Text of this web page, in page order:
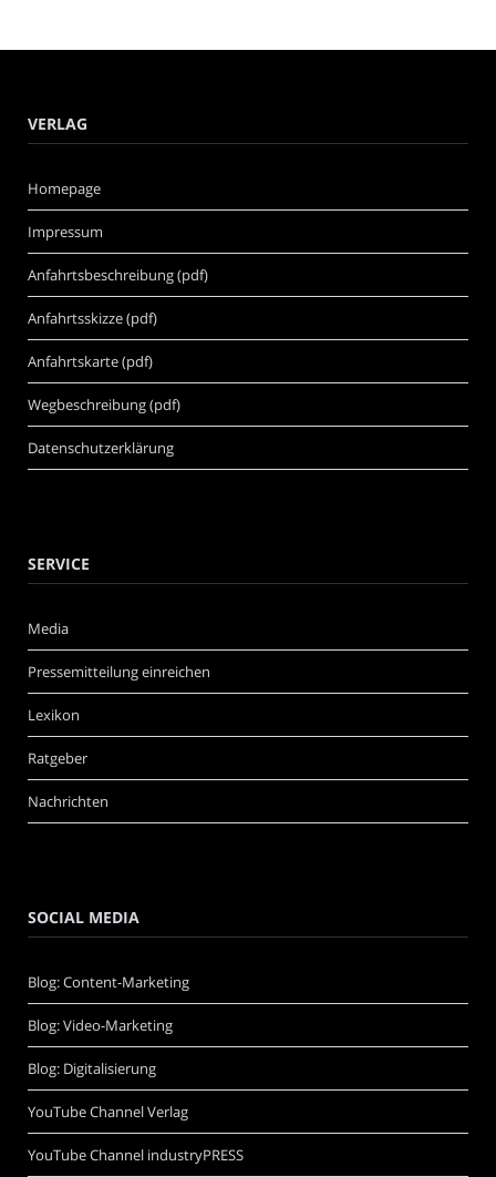
VERLAG
Homepage
Impressum
Anfahrtsbeschreibung (pdf)
Anfahrtsskizze (pdf)
Anfahrtskarte (pdf)
Wegbeschreibung (pdf)
Datenschutzerklärung
SERVICE
Media
Pressemitteilung einreichen
Lexikon
Ratgeber
Nachrichten
SOCIAL MEDIA
Blog: Content-Marketing
Blog: Video-Marketing
Blog: Digitalisierung
YouTube Channel Verlag
YouTube Channel industryPRESS